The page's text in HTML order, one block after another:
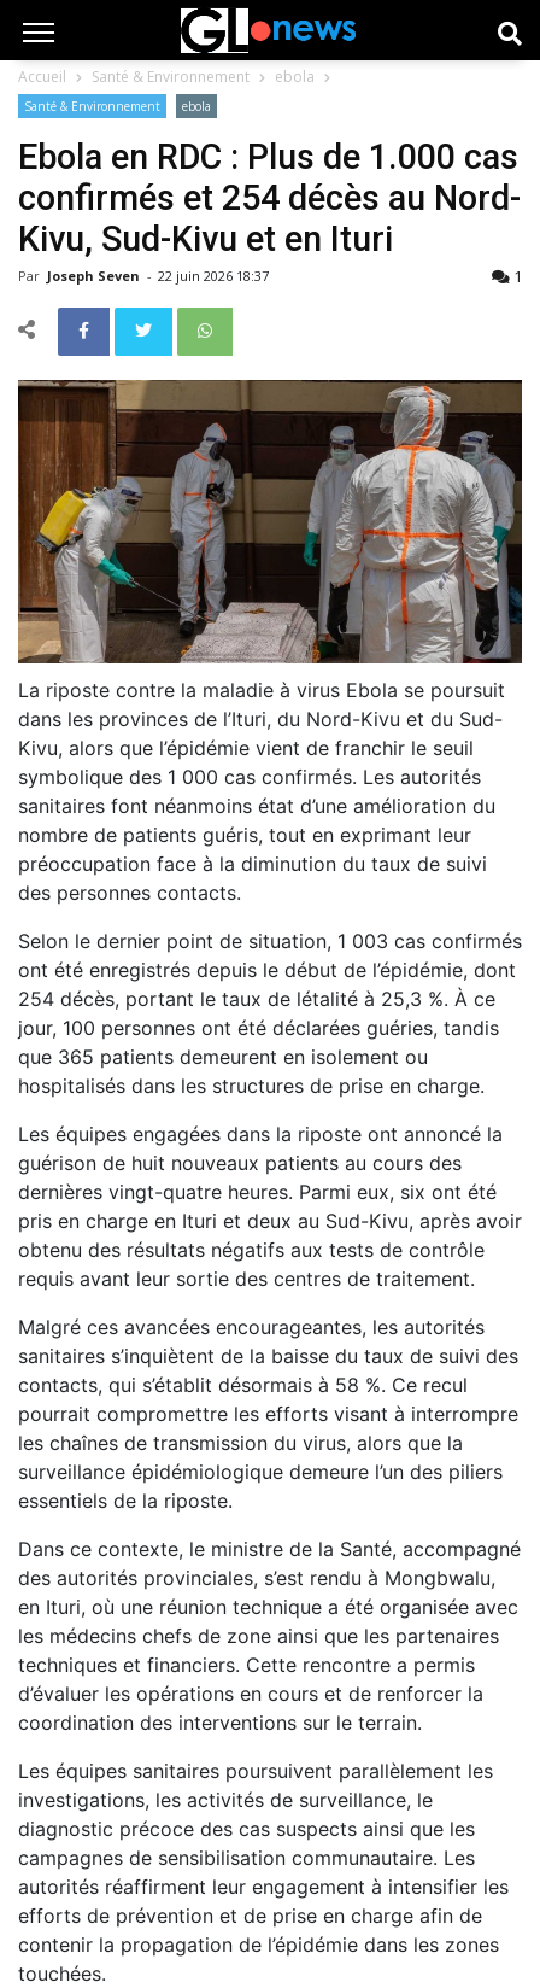
Accueil Santé & Environnement ebola
Santé & Environnement ebola
Ebola en RDC : Plus de 1.000 cas
confirmés et 254 décès au Nord-
Kivu, Sud-Kivu et en Ituri
Par Joseph Seven - 22 juin 2026 18:37 1
La riposte contre la maladie à virus Ebola se poursuit
dans les provinces de l’Ituri, du Nord-Kivu et du Sud-
Kivu, alors que l’épidémie vient de franchir le seuil
symbolique des 1 000 cas confirmés. Les autorités
sanitaires font néanmoins état d’une amélioration du
nombre de patients guéris, tout en exprimant leur
préoccupation face à la diminution du taux de suivi
des personnes contacts.
Selon le dernier point de situation, 1 003 cas confirmés
ont été enregistrés depuis le début de l’épidémie, dont
254 décès, portant le taux de létalité à 25,3 %. À ce
jour, 100 personnes ont été déclarées guéries, tandis
que 365 patients demeurent en isolement ou
hospitalisés dans les structures de prise en charge.
Les équipes engagées dans la riposte ont annoncé la
guérison de huit nouveaux patients au cours des
dernières vingt-quatre heures. Parmi eux, six ont été
pris en charge en Ituri et deux au Sud-Kivu, après avoir
obtenu des résultats négatifs aux tests de contrôle
requis avant leur sortie des centres de traitement.
Malgré ces avancées encourageantes, les autorités
sanitaires s’inquiètent de la baisse du taux de suivi des
contacts, qui s’établit désormais à 58 %. Ce recul
pourrait compromettre les efforts visant à interrompre
les chaînes de transmission du virus, alors que la
surveillance épidémiologique demeure l’un des piliers
essentiels de la riposte.
Dans ce contexte, le ministre de la Santé, accompagné
des autorités provinciales, s’est rendu à Mongbwalu,
en Ituri, où une réunion technique a été organisée avec
les médecins chefs de zone ainsi que les partenaires
techniques et financiers. Cette rencontre a permis
d’évaluer les opérations en cours et de renforcer la
coordination des interventions sur le terrain.
Les équipes sanitaires poursuivent parallèlement les
investigations, les activités de surveillance, le
diagnostic précoce des cas suspects ainsi que les
campagnes de sensibilisation communautaire. Les
autorités réaffirment leur engagement à intensifier les
efforts de prévention et de prise en charge afin de
contenir la propagation de l’épidémie dans les zones
touchées.